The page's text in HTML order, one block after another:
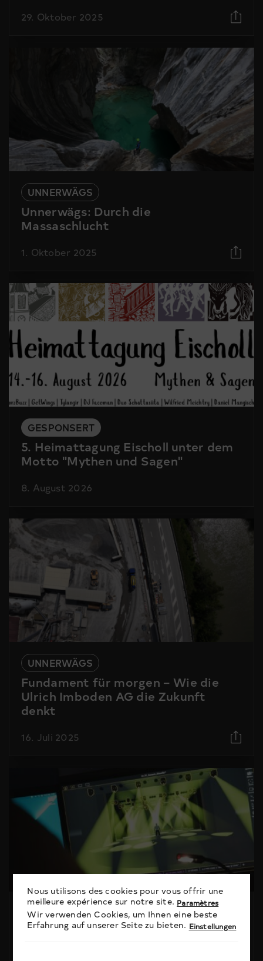
29. Oktober 2025
UNNERWÄGS
Unnerwägs: Durch die
Massaschlucht
1. Oktober 2025
GESPONSERT
5. Heimattagung Eischoll unter dem
Motto "Mythen und Sagen"
8. August 2026
UNNERWÄGS
Fundament für morgen – Wie die
Ulrich Imboden AG die Zukunft
denkt
16. Juli 2025
UNNERWÄGS
Unnerwägs: der Beruf
Nous utilisons des cookies pour vous offrir une
meilleure expérience sur notre site. Paramètres
Wir verwenden Cookies, um Ihnen eine beste
Erfahrung auf unserer Seite zu bieten. Einstellungen